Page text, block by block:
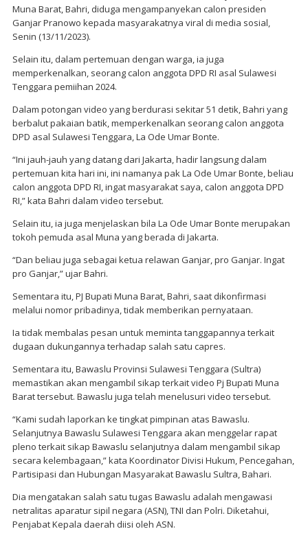
Muna Barat, Bahri, diduga mengampanyekan calon presiden
Ganjar Pranowo kepada masyarakatnya viral di media sosial,
Senin (13/11/2023).
Selain itu, dalam pertemuan dengan warga, ia juga
memperkenalkan, seorang calon anggota DPD RI asal Sulawesi
Tenggara pemiihan 2024.
Dalam potongan video yang berdurasi sekitar 51 detik, Bahri yang
berbalut pakaian batik, memperkenalkan seorang calon anggota
DPD asal Sulawesi Tenggara, La Ode Umar Bonte.
“Ini jauh-jauh yang datang dari Jakarta, hadir langsung dalam
pertemuan kita hari ini, ini namanya pak La Ode Umar Bonte, beliau
calon anggota DPD RI, ingat masyarakat saya, calon anggota DPD
RI,” kata Bahri dalam video tersebut.
Selain itu, ia juga menjelaskan bila La Ode Umar Bonte merupakan
tokoh pemuda asal Muna yang berada di Jakarta.
“Dan beliau juga sebagai ketua relawan Ganjar, pro Ganjar. Ingat
pro Ganjar,” ujar Bahri.
Sementara itu, PJ Bupati Muna Barat, Bahri, saat dikonfirmasi
melalui nomor pribadinya, tidak memberikan pernyataan.
Ia tidak membalas pesan untuk meminta tanggapannya terkait
dugaan dukungannya terhadap salah satu capres.
Sementara itu, Bawaslu Provinsi Sulawesi Tenggara (Sultra)
memastikan akan mengambil sikap terkait video Pj Bupati Muna
Barat tersebut. Bawaslu juga telah menelusuri video tersebut.
“Kami sudah laporkan ke tingkat pimpinan atas Bawaslu.
Selanjutnya Bawaslu Sulawesi Tenggara akan menggelar rapat
pleno terkait sikap Bawaslu selanjutnya dalam mengambil sikap
secara kelembagaan,” kata Koordinator Divisi Hukum, Pencegahan,
Partisipasi dan Hubungan Masyarakat Bawaslu Sultra, Bahari.
Dia mengatakan salah satu tugas Bawaslu adalah mengawasi
netralitas aparatur sipil negara (ASN), TNI dan Polri. Diketahui,
Penjabat Kepala daerah diisi oleh ASN.